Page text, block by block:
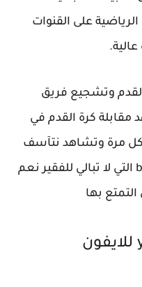
على القنوات
القدم وتشجيع فريق
كرة القدم في
كل مرة وتشاهد نتآسف
على سياسات قنوات bein sport التي لا تبالي للفقير نعم
بها